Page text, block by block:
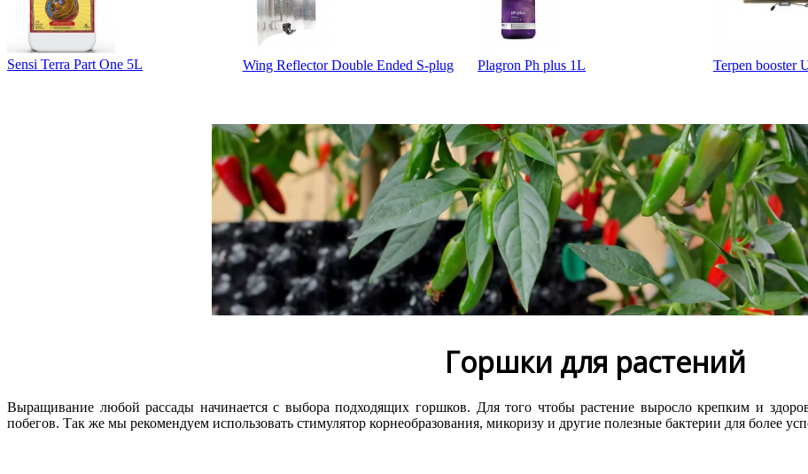
Sensi Terra Part One 5L Wing Reflector Double Ended S-plug Plagron Ph plus 1L Terpen booster
Горшки для растений
Выращивание любой рассады начинается с выбора подходящих горшков. Для того чтобы растение выросло крепким и
побегов. Так же мы рекомендуем использовать стимулятор корнеобразования, микоризу и другие полезные бактерии для более